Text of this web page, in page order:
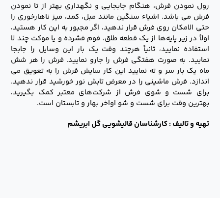
رول نمودن فرش، هنگام جابجایی و نگهداری بهتر از تا نمودن
فرش می باشد. اشیاء سنگین مانند مبل، کمد، میز ناهارخوری را
حتی الامکان روی فرش قرار ندهید، اگر مجبور به این کار هستید،
اولاً در زیر پایه‌ها از یک قطعه طلق، فوم فشرده و یا موکت چند لا
استفاده نمایید، ثانیاً هرچند وقت یک بار این وسایل را جابجا
نمایید. به صورت هفتگی فرش را جارو نمایید. فرش را هر شش
ماه یک بار سر و ته نمایید این کار سایش فرش را به تعویق می
اندازد. فرش ماشینی را در معرض تابش نور خورشید قرار ندهید.
برای شست و شوی فرش از شرکت‌های معتبر کمک بگیرید،
بهترین وقت برای شست و شو اواخر بهار و تابستان است.
تهیه و تالیف : کارشناسان قالیشویی گل ابریشم